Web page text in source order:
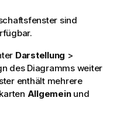
sind
Darstellung >
des Diagramms weiter
enthält mehrere
Allgemeinund